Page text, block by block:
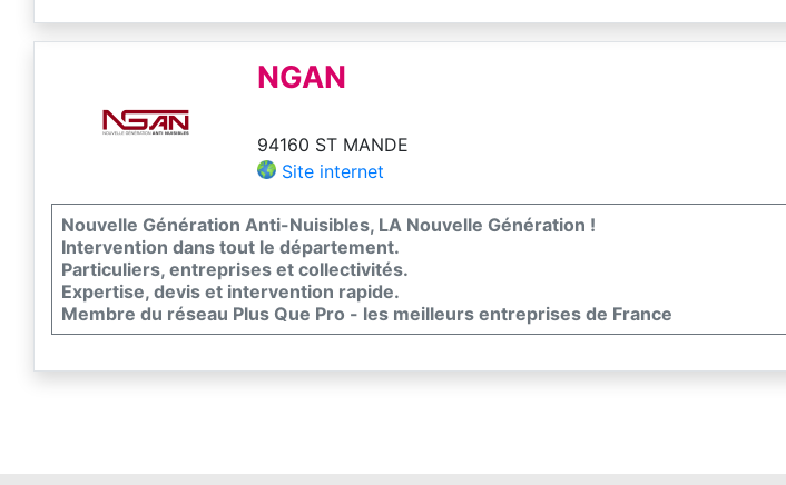
NGAN
94160 ST MANDE
Site internet
Nouvelle Génération Anti-Nuisibles, LA Nouvelle Génération !
Intervention dans tout le département.
Particuliers, entreprises et collectivités.
Expertise, devis et intervention rapide.
Membre du réseau Plus Que Pro - les meilleurs entreprises de France